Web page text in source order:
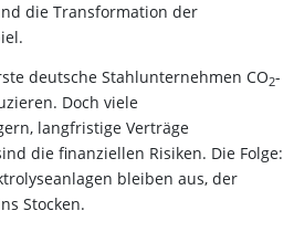
die Transformation der
deutsche Stahlunternehmen CO2-
Doch viele
langfristige Verträge
die finanziellen Risiken. Die Folge:
bleiben aus, der
Stocken.